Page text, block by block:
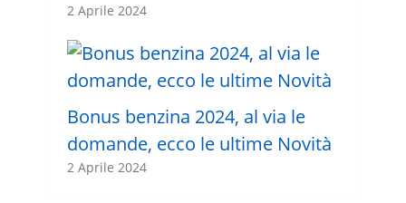
2 Aprile 2024
Bonus benzina 2024, al via le
domande, ecco le ultime Novità
2 Aprile 2024